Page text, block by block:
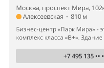
Москва, проспект Мира,
Алексеевская • 810 м
Бизнес-центр «Парк Мира» -
комплекс класса «B+».
+7 495 135 ••